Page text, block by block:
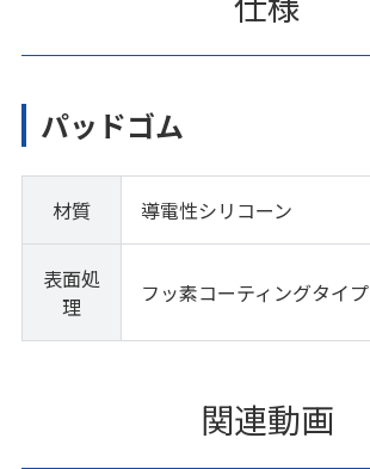
パッドゴム
材質 導電性シリコーン
表面処
理
フッ素コーティングタイプ
関連動画